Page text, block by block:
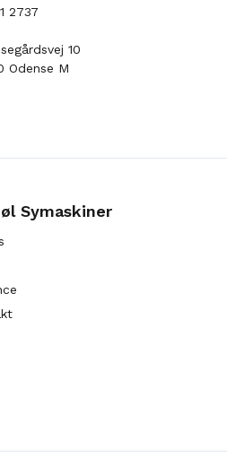
2737
10
Odense M
Symaskiner